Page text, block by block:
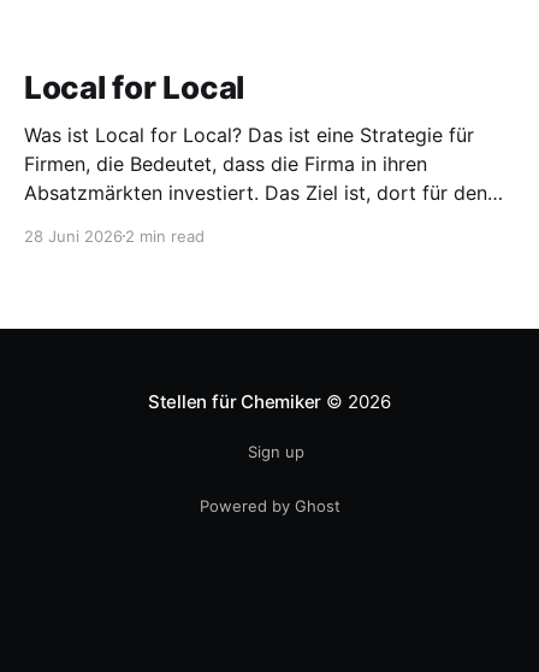
Local for Local
Was ist Local for Local? Das ist eine Strategie für
Firmen, die Bedeutet, dass die Firma in ihren
Absatzmärkten investiert. Das Ziel ist, dort für den
entwickeln. Diese Strategie ist von Toyota bekannt,
28 Juni 2026 2 min read
Stellen für Chemiker © 2026
Sign up
Powered by Ghost